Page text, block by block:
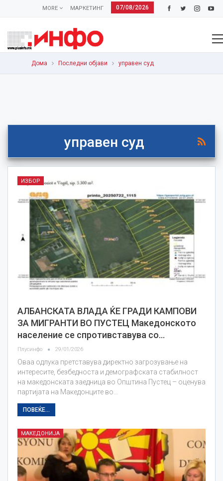
07/08/2026
МАРКЕТИНГ
MORE
Дома Последни објави управен суд
управен суд
ИЗБОР
АЛБАНСКАТА ВЛАДА ЌЕ ГРАДИ КАМПОВИ
ЗА МИГРАНТИ ВО ПУСТЕЦ Македонското
население се спротивставува со…
Плусинфо 29/01/2026
Оваа одлука претставува директно загрозување на
интересите, безбедноста и демографската стабилност
на македонската заедница во Општина Пустец – оценува
партијата на Македонците во…
ПОВЕЌЕ...
МАКЕДОНИЈА